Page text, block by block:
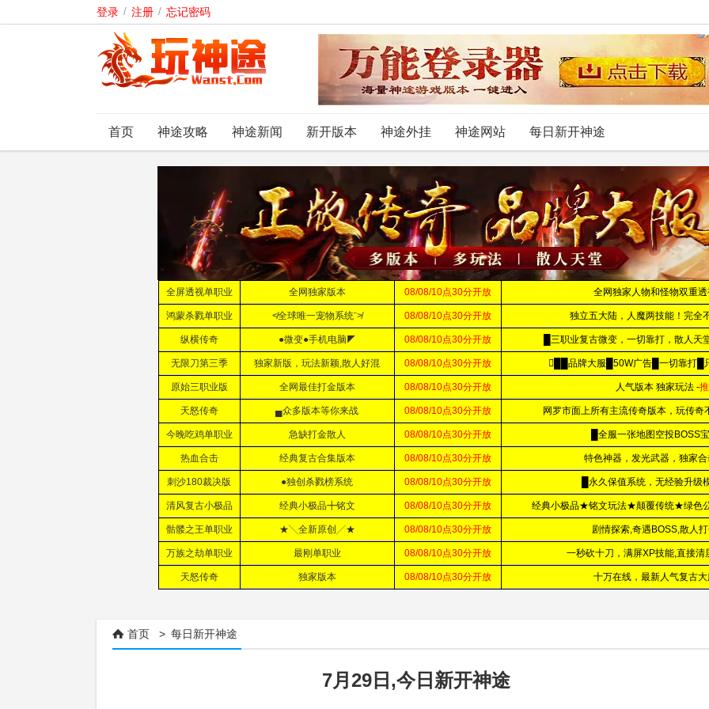
登录 / 注册 / 忘记密码
首页 神途攻略 神途新闻 新开版本 神途外挂 神途网站 每日新开神途
 首页 > 每日新开神途
7月29日,今日新开神途